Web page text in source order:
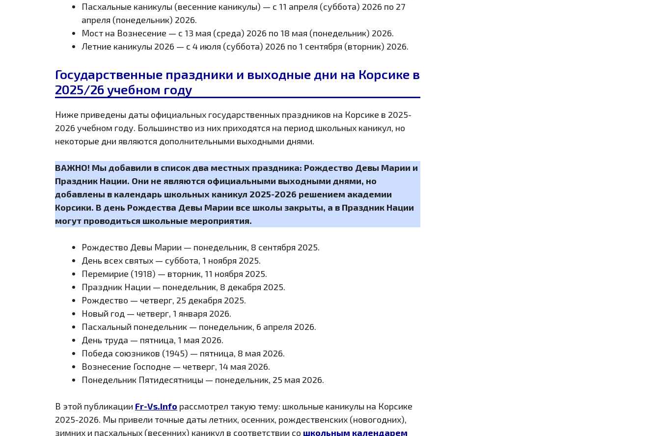
Пасхальные каникулы (весенние каникулы) — с 11 апреля (суббота) 2026 по 27
апреля (понедельник) 2026.
Мост на Вознесение — с 13 мая (среда) 2026 по 18 мая (понедельник) 2026.
Летние каникулы 2026 — с 4 июля (суббота) 2026 по 1 сентября (вторник) 2026.
Государственные праздники и выходные дни на Корсике в
2025/26 учебном году
Ниже приведены даты официальных государственных праздников на Корсике в 2025-
2026 учебном году. Большинство из них приходятся на период школьных каникул, но
некоторые дни являются дополнительными выходными днями.
ВАЖНО! Мы добавили в список два местных праздника: Рождество Девы Марии и
Праздник Нации. Они не являются официальными выходными днями, но
добавлены в календарь школьных каникул 2025-2026 решением академии
Корсики. В день Рождества Девы Марии все школы закрыты, а в Праздник Нации
могут проводиться школьные мероприятия.
Рождество Девы Марии — понедельник, 8 сентября 2025.
День всех святых — суббота, 1 ноября 2025.
Перемирие (1918) — вторник, 11 ноября 2025.
Праздник Нации — понедельник, 8 декабря 2025.
Рождество — четверг, 25 декабря 2025.
Новый год — четверг, 1 января 2026.
Пасхальный понедельник — понедельник, 6 апреля 2026.
День труда — пятница, 1 мая 2026.
Победа союзников (1945) — пятница, 8 мая 2026.
Вознесение Господне — четверг, 14 мая 2026.
Понедельник Пятидесятницы — понедельник, 25 мая 2026.
В этой публикации Fr-Vs.Info рассмотрел такую тему: школьные каникулы на Корсике
2025-2026. Мы привели точные даты летних, осенних, рождественских (новогодних),
зимних и пасхальных (весенних) каникул в соответствии со школьным календарем